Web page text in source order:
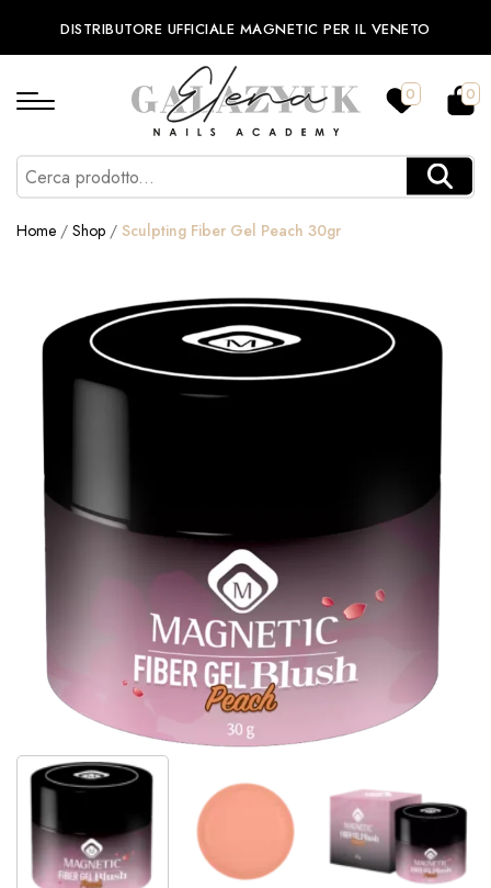
DISTRIBUTORE UFFICIALE MAGNETIC PER IL VENETO
0 0
Home / Shop / Sculpting Fiber Gel Peach 30gr